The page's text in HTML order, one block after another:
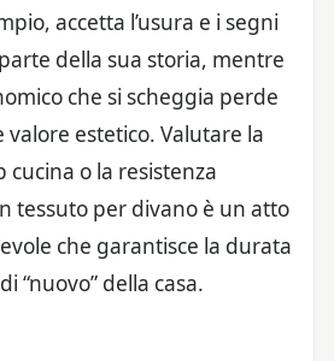
accetta l’usura e i segni
della sua storia, mentre
che si scheggia perde
estetico. Valutare la
o la resistenza
tessuto per divano è un atto
che garantisce la durata
“nuovo” della casa.